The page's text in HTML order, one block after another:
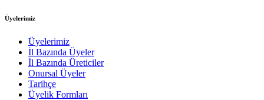
Üyelerimiz
Üyelerimiz
İl Bazında Üyeler
İl Bazında Üreticiler
Onursal Üyeler
Tarihçe
Üyelik Formları